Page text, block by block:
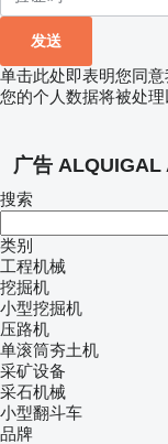
单击此处即表明您同意
您的个人数据将被处理
广告 ALQUIGAL
搜索
类别
工程机械
挖掘机
小型挖掘机
压路机
单滚筒夯土机
采矿设备
采石机械
小型翻斗车
品牌